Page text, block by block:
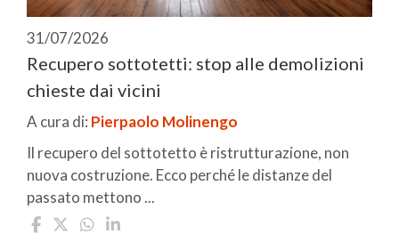
31/07/2026
Recupero sottotetti: stop alle demolizioni
chieste dai vicini
A cura di: Pierpaolo Molinengo
Il recupero del sottotetto è ristrutturazione, non
nuova costruzione. Ecco perché le distanze del
passato mettono ...